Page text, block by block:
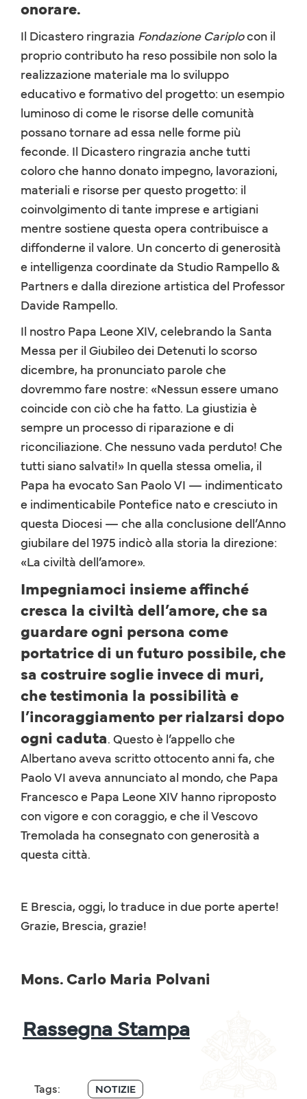
onorare.
Il Dicastero ringrazia Fondazione Cariplocon il
proprio contributo ha reso possibile non solo la
realizzazione materiale ma lo sviluppo
educativo e formativo del progetto: un esempio
luminoso di come le risorse delle comunità
possano tornare ad essa nelle forme più
feconde. Il Dicastero ringrazia anche tutti
coloro che hanno donato impegno, lavorazioni,
materiali e risorse per questo progetto: il
coinvolgimento di tante imprese e artigiani
mentre sostiene questa opera contribuisce a
diffonderne il valore. Un concerto di generosità
e intelligenza coordinate da Studio Rampello &
Partners e dalla direzione artistica del Professor
Davide Rampello.
Il nostro Papa Leone XIV, celebrando la Santa
Messa per il Giubileo dei Detenuti lo scorso
dicembre, ha pronunciato parole che
dovremmo fare nostre: «Nessun essere umano
coincide con ciò che ha fatto. La giustizia è
sempre un processo di riparazione e di
riconciliazione. Che nessuno vada perduto! Che
tutti siano salvati!» In quella stessa omelia, il
Papa ha evocato San Paolo VI — indimenticato
e indimenticabile Pontefice nato e cresciuto in
questa Diocesi — che alla conclusione dell’Anno
giubilare del 1975 indicò alla storia la direzione:
«La civiltà dell’amore».
Impegniamoci insieme affinché
cresca la civiltà dell’amore, che sa
guardare ogni persona come
portatrice di un futuro possibile, che
sa costruire soglie invece di muri,
che testimonia la possibilità e
l’incoraggiamento per rialzarsi dopo
ogni caduta. Questo è l’appello che
Albertano aveva scritto ottocento anni fa, che
Paolo VI aveva annunciato al mondo, che Papa
Francesco e Papa Leone XIV hanno riproposto
con vigore e con coraggio, e che il Vescovo
Tremolada ha consegnato con generosità a
questa città.
E Brescia, oggi, lo traduce in due porte aperte!
Grazie, Brescia, grazie!
Mons. Carlo Maria Polvani
Rassegna Stampa
Tags:
NOTIZIE